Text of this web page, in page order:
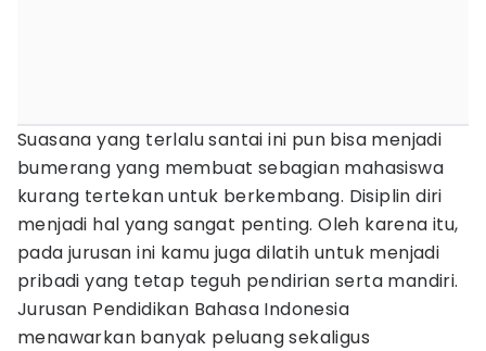
Suasana yang terlalu santai ini pun bisa menjadi
bumerang yang membuat sebagian mahasiswa
kurang tertekan untuk berkembang. Disiplin diri
menjadi hal yang sangat penting. Oleh karena itu,
pada jurusan ini kamu juga dilatih untuk menjadi
pribadi yang tetap teguh pendirian serta mandiri.
Jurusan Pendidikan Bahasa Indonesia
menawarkan banyak peluang sekaligus